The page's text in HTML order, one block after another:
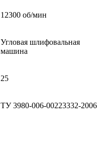
12300 об/мин
Угловая шлифовальная
машина
25
ТУ 3980-006-00223332-2006